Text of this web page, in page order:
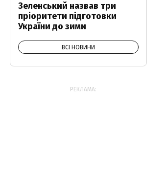
Зеленський назвав три
пріоритети підготовки
України до зими
ВСІ НОВИНИ
РЕКЛАМА: